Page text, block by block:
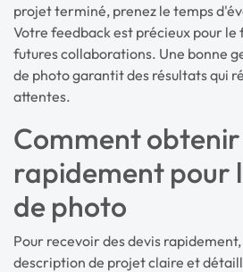
projet terminé, prenez le temps
Votre feedback est précieux pour le
futures collaborations. Une bonne
de photo garantit des résultats qui
attentes.
Comment obtenir
rapidement pour
de photo
Pour recevoir des devis
description de projet claire et